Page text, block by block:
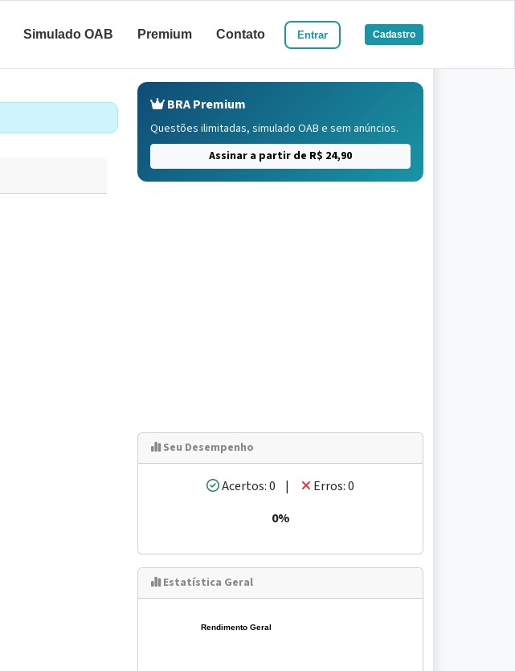
Simulado OAB Premium Contato Entrar Cadastro
BRA Premium
Questões ilimitadas, simulado OAB e sem anúncios.
Assinar a partir de R$ 24,90
Seu Desempenho
Acertos: 0 |
Erros: 0
0%
Estatística Geral
Rendimento Geral